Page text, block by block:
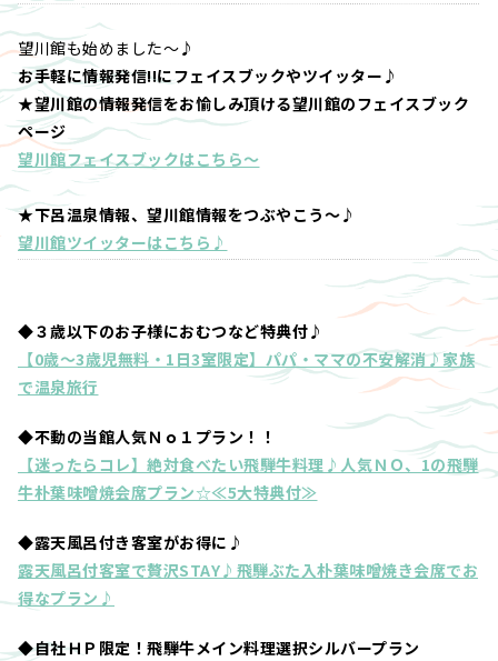
望川館も始めました～♪
お手軽に情報発信!!にフェイスブックやツイッター♪
★望川館の情報発信をお愉しみ頂ける望川館のフェイスブック
ページ
望川館フェイスブックはこちら～
★下呂温泉情報、望川館情報をつぶやこう～♪
望川館ツイッターはこちら♪
◆３歳以下のお子様におむつなど特典付♪
【0歳～3歳児無料・1日3室限定】パパ・ママの不安解消♪家族
で温泉旅行
◆不動の当館人気Ｎｏ１プラン！！
【迷ったらコレ】絶対食べたい飛騨牛料理♪人気ＮＯ、1の飛騨
牛朴葉味噌焼会席プラン☆≪5大特典付≫
◆露天風呂付き客室がお得に♪
露天風呂付客室で贅沢STAY♪飛騨ぶた入朴葉味噌焼き会席でお
得なプラン♪
◆自社ＨＰ限定！飛騨牛メイン料理選択シルバープラン